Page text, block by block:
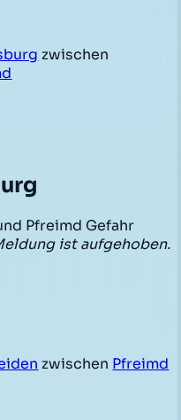
zwischen
Pfreimd Gefahr
ist aufgehoben.
zwischen Pfreimd